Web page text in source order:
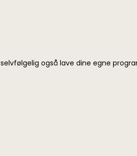
også lave dine egne